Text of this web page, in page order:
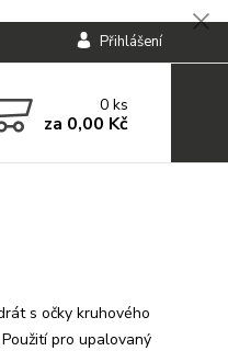
Přihlášení
0ks
za 0,00 Kč
s očky kruhového
pro upalovaný